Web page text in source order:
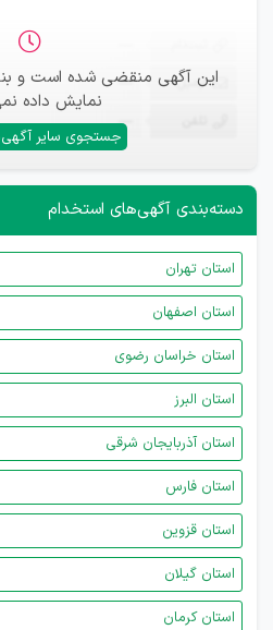
این آگهی منقضی شده است و
نمایش داده
جستجوی سایر
ایمیل —
—
دسته‌بندی آگهی‌های استخدام
استان تهران
استان اصفهان
استان خراسان رضوی
استان البرز
استان آذربایجان شرقی
استان فارس
استان قزوین
استان گیلان
استان کرمان